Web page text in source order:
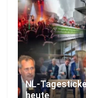
NL-
heute